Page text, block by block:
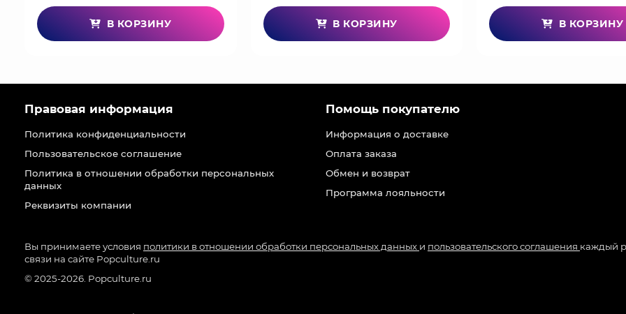
В КОРЗИНУ В КОРЗИНУ В КОРЗИНУ
Правовая информация
Политика конфиденциальности
Пользовательское соглашение
Политика в отношении обработки персональных
данных
Реквизиты компании
Помощь покупателю
Информация о доставке
Оплата заказа
Обмен и возврат
Программа лояльности
Вы принимаете условия политики в отношении обработки персональных данных и пользовательского соглашения каждый
связи на сайте Popculture.ru
© 2025-2026. Popculture.ru